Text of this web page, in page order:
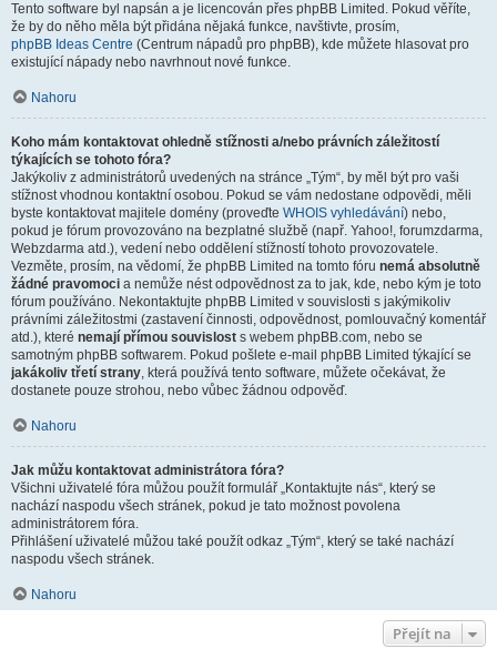
Tento software byl napsán a je licencován přes phpBB Limited. Pokud věříte,
že by do něho měla být přidána nějaká funkce, navštivte, prosím,
phpBB Ideas Centre (Centrum nápadů pro phpBB), kde můžete hlasovat pro
existující nápady nebo navrhnout nové funkce.
Nahoru
Koho mám kontaktovat ohledně stížnosti a/nebo právních záležitostí
týkajících se tohoto fóra?
Jakýkoliv z administrátorů uvedených na stránce „Tým“, by měl být pro vaši
stížnost vhodnou kontaktní osobou. Pokud se vám nedostane odpovědi, měli
byste kontaktovat majitele domény (proveďte WHOIS vyhledávání) nebo,
pokud je fórum provozováno na bezplatné službě (např. Yahoo!, forumzdarma,
Webzdarma atd.), vedení nebo oddělení stížností tohoto provozovatele.
Vezměte, prosím, na vědomí, že phpBB Limited na tomto fóru nemá absolutně
žádné pravomoci a nemůže nést odpovědnost za to jak, kde, nebo kým je toto
fórum používáno. Nekontaktujte phpBB Limited v souvislosti s jakýmikoliv
právními záležitostmi (zastavení činnosti, odpovědnost, pomlouvačný komentář
atd.), které nemají přímou souvislost s webem phpBB.com, nebo se
samotným phpBB softwarem. Pokud pošlete e-mail phpBB Limited týkající se
jakákoliv třetí strany, která používá tento software, můžete očekávat, že
dostanete pouze strohou, nebo vůbec žádnou odpověď.
Nahoru
Jak můžu kontaktovat administrátora fóra?
Všichni uživatelé fóra můžou použít formulář „Kontaktujte nás“, který se
nachází naspodu všech stránek, pokud je tato možnost povolena
administrátorem fóra.
Přihlášení uživatelé můžou také použít odkaz „Tým“, který se také nachází
naspodu všech stránek.
Nahoru
Přejít na